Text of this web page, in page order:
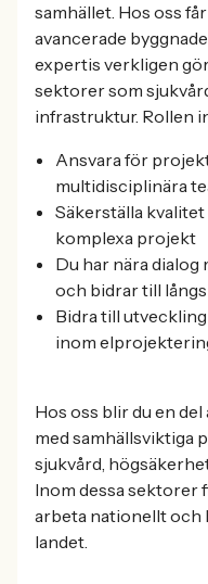
samhället. Hos oss
avancerade
expertis verkligen
sektorer som
infrastruktur. Rollen
Ansvara för
multidisciplinära
Säkerställa
komplexa projekt
Du har nära
och bidrar till
Bidra till
inom
Hos oss blir du en
med samhällsviktiga
sjukvård,
Inom dessa sektorer
arbeta nationellt och
landet.